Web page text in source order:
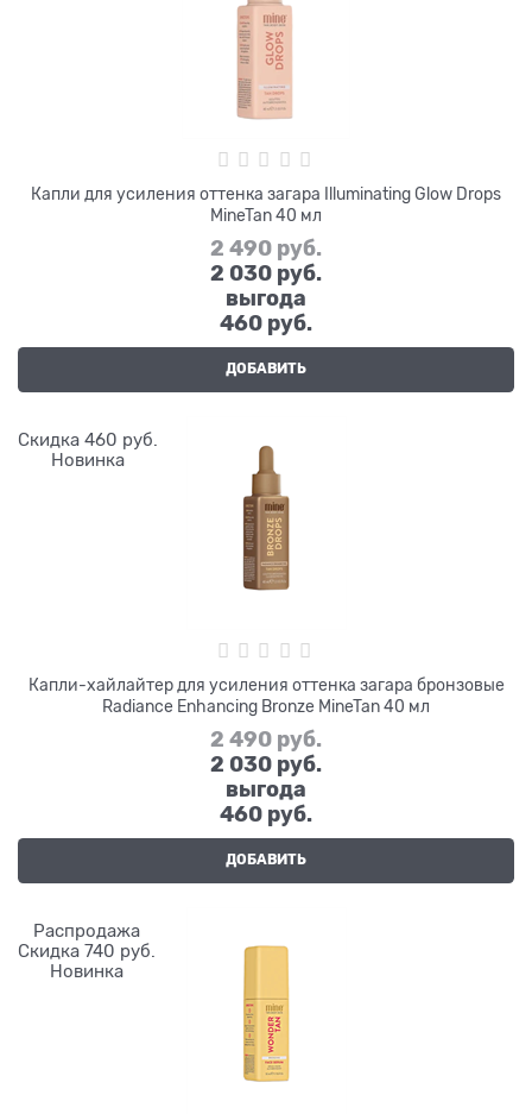
Капли для усиления оттенка загара Illuminating Glow Drops
MineTan 40 мл
2 490 руб.
2 030 руб.
выгода
460 руб.
ДОБАВИТЬ
Скидка 460 руб.
Новинка
Капли-хайлайтер для усиления оттенка загара бронзовые
Radiance Enhancing Bronze MineTan 40 мл
2 490 руб.
2 030 руб.
выгода
460 руб.
ДОБАВИТЬ
Распродажа
Скидка 740 руб.
Новинка